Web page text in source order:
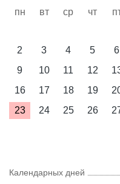
пн вт ср чт
2
3 4 5 6
9
10 11 12
16
17 18 19
23
24 25 26
Календарных дней